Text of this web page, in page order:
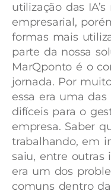
utilização das
empresarial,
formas mais
parte da nossa
MarQponto é o
jornada. Por
essa era uma
difíceis para o
empresa. Saber
trabalhando, em
saiu, entre outras
era um dos
comuns dentro